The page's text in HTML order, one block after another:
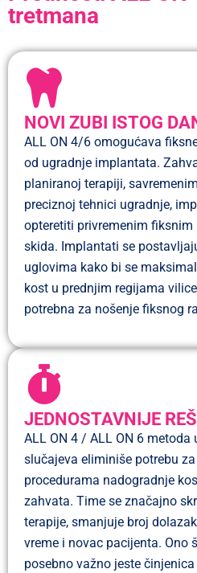
tretmana
NOVI ZUBI ISTOG
ALL ON 4/6 omogućava
od ugradnje implantata.
planiranoj terapiji,
preciznoj tehnici ugradnje,
opteretiti privremenim
skida. Implantati se
uglovima kako bi se
kost u prednjim regijama
potrebna za nošenje fiksnog
JEDNOSTAVNIJE
ALL ON 4 / ALL ON 6 metoda
slučajeva eliminiše potrebu
procedurama nadogradnje
zahvata. Time se značajno
terapije, smanjuje broj
vreme i novac pacijenta. Ono
posebno važno jeste